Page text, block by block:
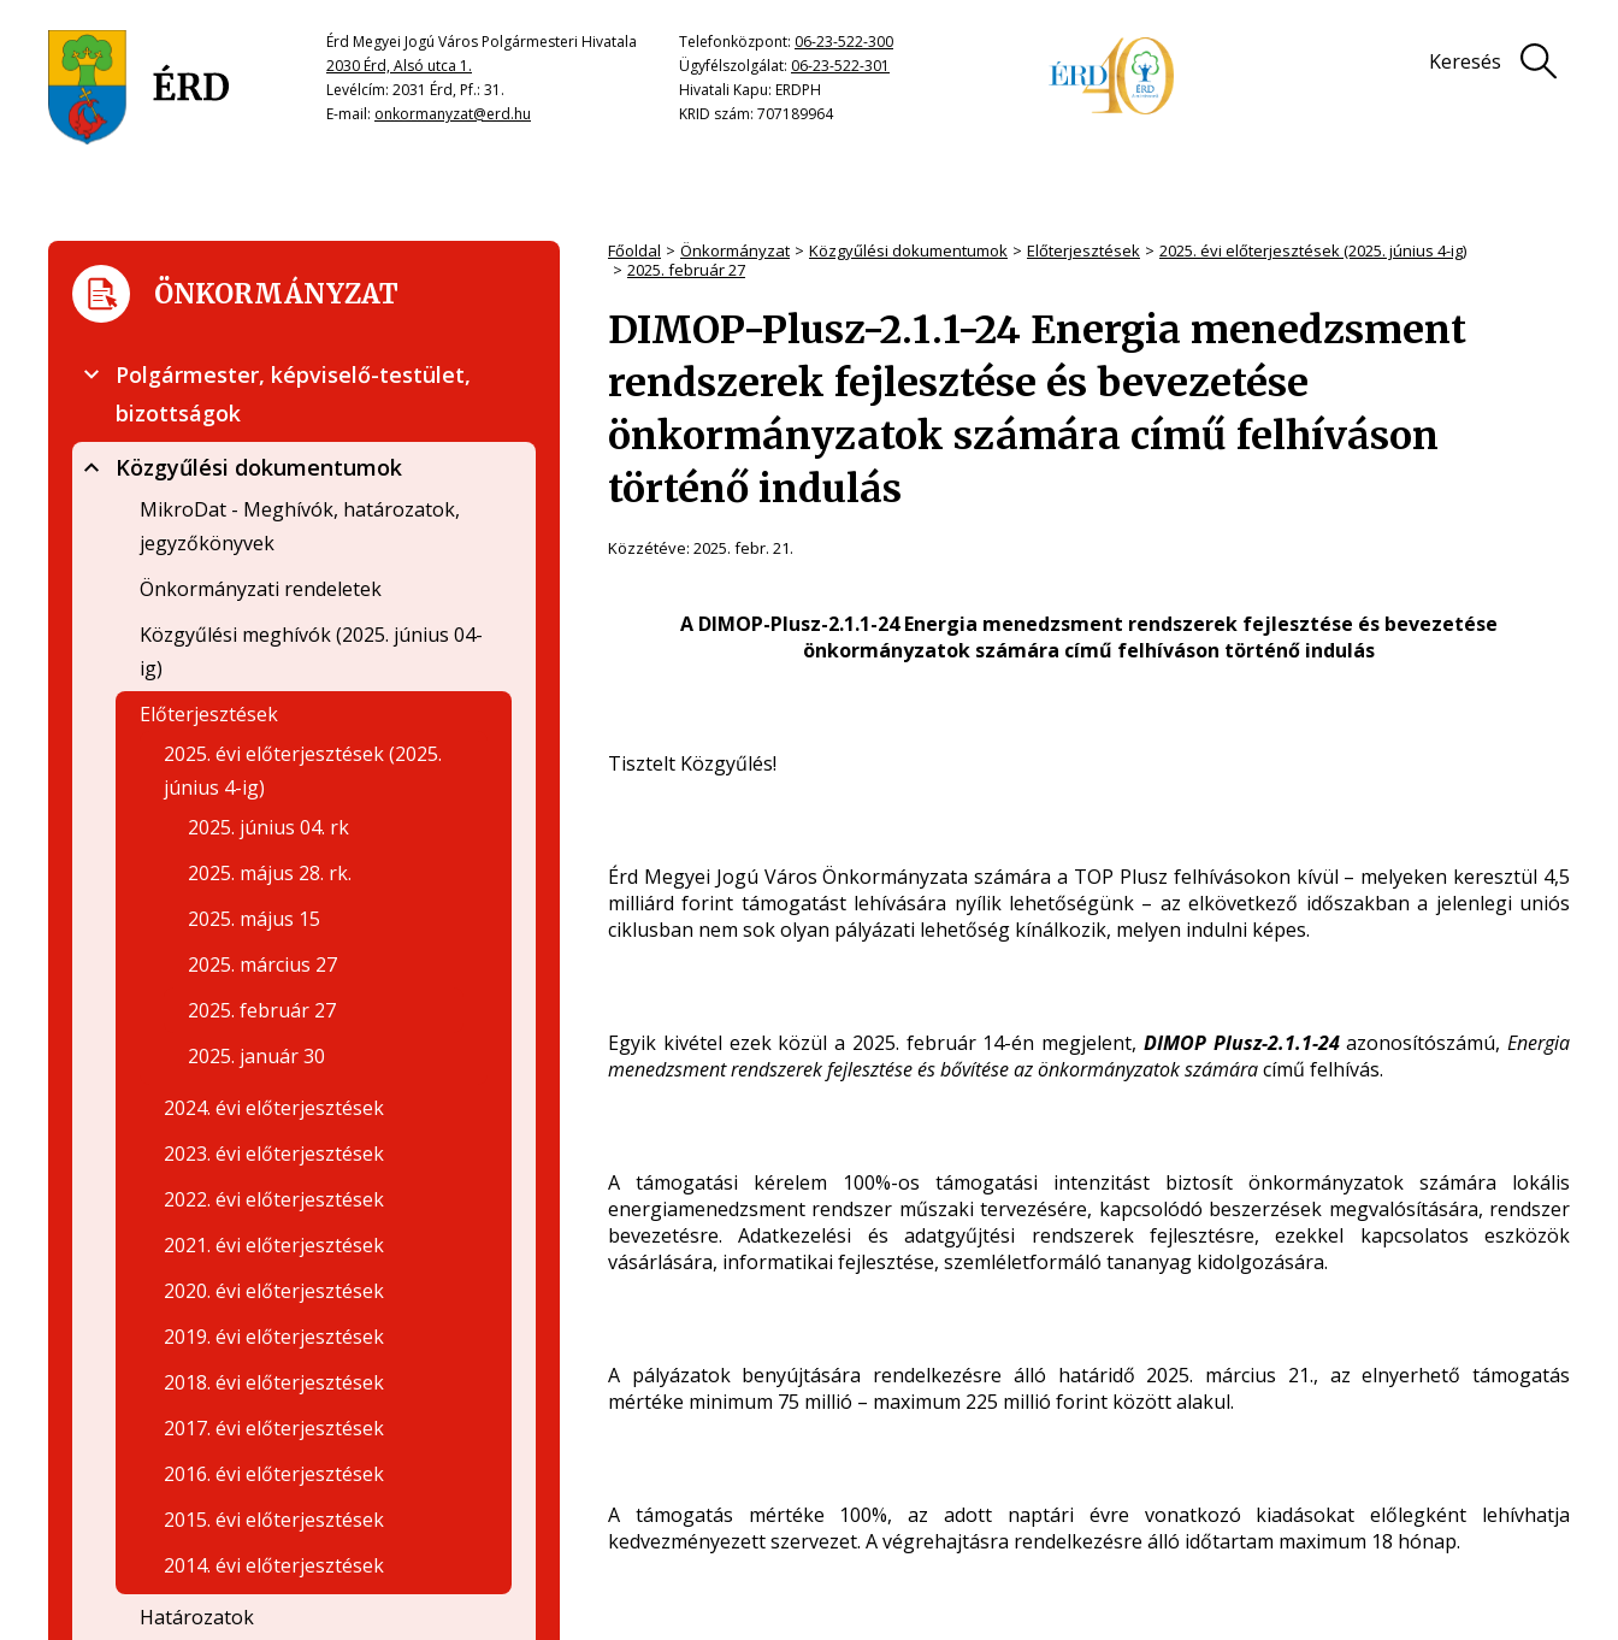
Érd Megyei Jogú Város Polgármesteri Hivatala
2030 Érd, Alsó utca 1.
Levélcím: 2031 Érd, Pf.: 31.
E-mail: onkormanyzat@erd.hu
Telefonközpont: 06-23-522-300
Ügyfélszolgálat: 06-23-522-301
Hivatali Kapu: ERDPH
KRID szám: 707189964
Keresés
Főoldal Önkormányzat Közgyűlési dokumentumok Előterjesztések
2025. évi előterjesztések (2025. június 4-ig)
2025. február 27
DIMOP-Plusz-2.1.1-24 Energia menedzsment
rendszerek fejlesztése és bevezetése
önkormányzatok számára című felhíváson
történő indulás
Közzétéve: 2025. febr. 21.
A DIMOP-Plusz-2.1.1-24 Energia menedzsment rendszerek fejlesztése és bevezetése
önkormányzatok számára című felhíváson történő indulás
Tisztelt Közgyűlés!
Érd Megyei Jogú Város Önkormányzata számára a TOP Plusz felhívásokon kívül – melyeken keresztül 4,5
milliárd forint támogatást lehívására nyílik lehetőségünk – az elkövetkező időszakban a jelenlegi uniós
ciklusban nem sok olyan pályázati lehetőség kínálkozik, melyen indulni képes.
Egyik kivétel ezek közül a 2025. február 14-én megjelent, DIMOP Plusz-2.1.1-24azonosítószámú, Energia
menedzsment rendszerek fejlesztése és bővítése az önkormányzatok számáracímű felhívás.
A támogatási kérelem 100%-os támogatási intenzitást biztosít önkormányzatok számára lokális
energiamenedzsment rendszer műszaki tervezésére, kapcsolódó beszerzések megvalósítására, rendszer
bevezetésre. Adatkezelési és adatgyűjtési rendszerek fejlesztésre, ezekkel kapcsolatos eszközök
vásárlására, informatikai fejlesztése, szemléletformáló tananyag kidolgozására.
A pályázatok benyújtására rendelkezésre álló határidő 2025. március 21., az elnyerhető támogatás
mértéke minimum 75 millió – maximum 225 millió forint között alakul.
A támogatás mértéke 100%, az adott naptári évre vonatkozó kiadásokat előlegként lehívhatja
kedvezményezett szervezet. A végrehajtásra rendelkezésre álló időtartam maximum 18 hónap.
ÖNKORMÁNYZAT
Polgármester, képviselő-testület,
bizottságok
Közgyűlési dokumentumok
MikroDat - Meghívók, határozatok,
jegyzőkönyvek
Önkormányzati rendeletek
Közgyűlési meghívók (2025. június 04-
ig)
Előterjesztések
2025. évi előterjesztések (2025.
június 4-ig)
2025. június 04. rk
2025. május 28. rk.
2025. május 15
2025. március 27
2025. február 27
2025. január 30
2024. évi előterjesztések
2023. évi előterjesztések
2022. évi előterjesztések
2021. évi előterjesztések
2020. évi előterjesztések
2019. évi előterjesztések
2018. évi előterjesztések
2017. évi előterjesztések
2016. évi előterjesztések
2015. évi előterjesztések
2014. évi előterjesztések
Határozatok